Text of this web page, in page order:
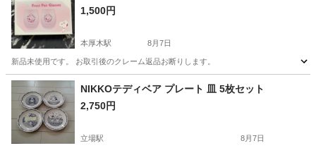
1,500円
本厚木駅 8月7日
新品未使用です。 お取引後のクレーム返品お断りします。
神奈川 厚木市 食器 グラス
NIKKOテディベア プレート 皿 5枚セット
2,750円
立場駅 8月7日